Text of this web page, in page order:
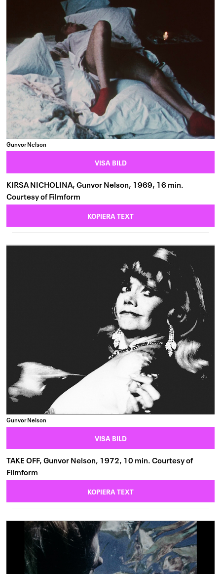
Gunvor Nelson
VISA BILD
KIRSA NICHOLINA, Gunvor Nelson, 1969, 16 min.
Courtesy of Filmform
KOPIERA TEXT
Gunvor Nelson
VISA BILD
TAKE OFF, Gunvor Nelson, 1972, 10 min. Courtesy of
Filmform
KOPIERA TEXT